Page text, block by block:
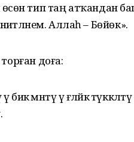
өсөн тип таң
Аллаһ – Бөйөк».
доға:
әмәнтү үә ғәләйкә